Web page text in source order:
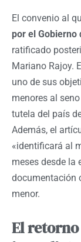
El convenio al
por el Gobierno
ratificado
Mariano Rajoy.
uno de sus
menores al
tutela del país
Además, el
«identificará al
meses desde la
documentación
menor.
El